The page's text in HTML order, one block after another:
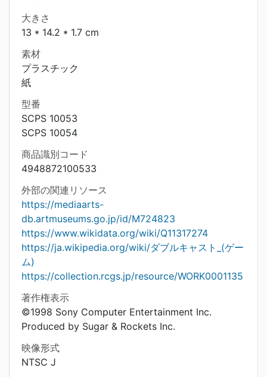
大きさ
13 * 14.2 * 1.7 cm
素材
プラスチック
紙
型番
SCPS 10053
SCPS 10054
商品識別コード
4948872100533
外部の関連リソース
https://mediaarts-
db.artmuseums.go.jp/id/M724823
https://www.wikidata.org/wiki/Q11317274
https://ja.wikipedia.org/wiki/ダブルキャスト_(ゲー
ム)
https://collection.rcgs.jp/resource/WORK0001135
著作権表示
©1998 Sony Computer Entertainment Inc.
Produced by Sugar & Rockets Inc.
映像形式
NTSC J